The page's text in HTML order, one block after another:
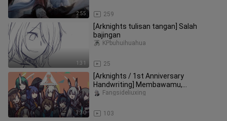
2:55 259
1:31
[Arknights tulisan tangan] Salah
bajingan
25
KPbuhuihuahua
3:30
[Arknights / 1st Anniversary
Handwriting] Membawamu,
melangkah lebih jauh
103
Fangsideliuxing